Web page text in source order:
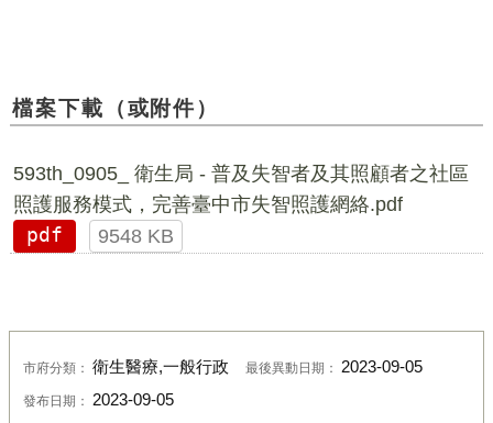
檔案下載（或附件）
593th_0905_ 衛生局 - 普及失智者及其照顧者之社區
照護服務模式，完善臺中市失智照護網絡.pdf
pdf
9548 KB
市府分類： 衛生醫療,一般行政 最後異動日期： 2023-09-05
發布日期： 2023-09-05